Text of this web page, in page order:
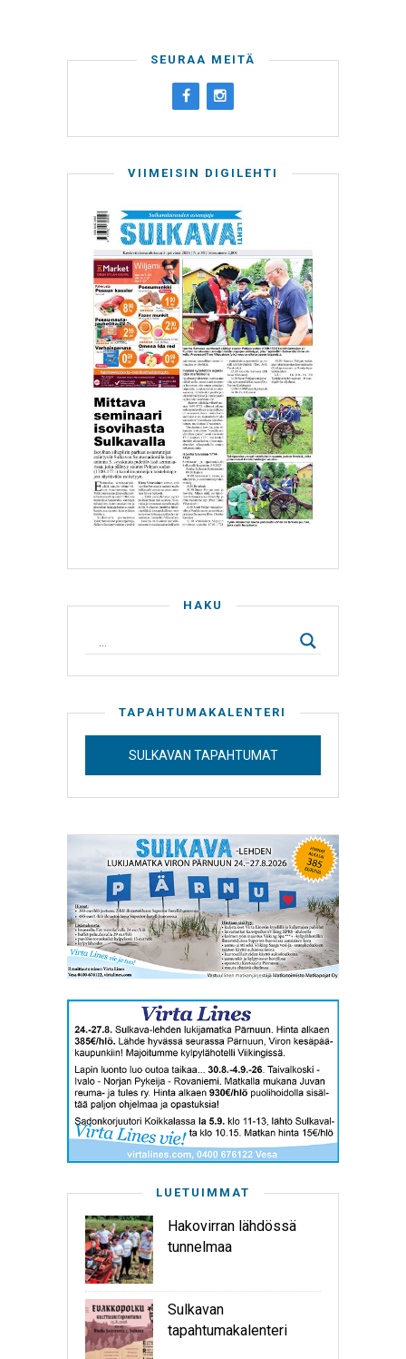
SEURAA MEITÄ
VIIMEISIN DIGILEHTI
HAKU
TAPAHTUMAKALENTERI
SULKAVAN TAPAHTUMAT
LUETUIMMAT
Hakovirran lähdössä
tunnelmaa
Sulkavan
tapahtumakalenteri